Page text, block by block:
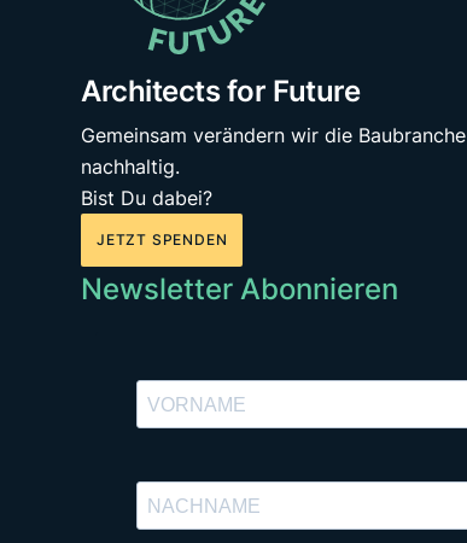
Architects for Future
Gemeinsam verändern wir die Baubranche
nachhaltig.
Bist Du dabei?
JETZT SPENDEN
Newsletter Abonnieren